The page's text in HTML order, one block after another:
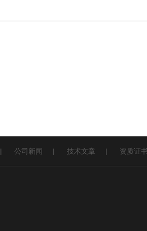
| 公司新闻 | 技术文章 | 资质证书